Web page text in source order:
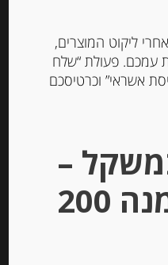
לואיק”
בתוספת גבינה כחולה 23% שומן
ליקוט המוצרים,
עמכם. פעולת “שלח
אשראי” וכרטיסכם
–
מינימום הזמנה 200